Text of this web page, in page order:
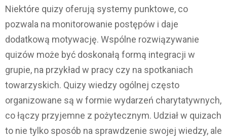
Niektóre quizy oferują systemy punktowe, co
pozwala na monitorowanie postępów i daje
dodatkową motywację. Wspólne rozwiązywanie
quizów może być doskonałą formą integracji w
grupie, na przykład w pracy czy na spotkaniach
towarzyskich. Quizy wiedzy ogólnej często
organizowane są w formie wydarzeń charytatywnych,
co łączy przyjemne z pożytecznym. Udział w quizach
to nie tylko sposób na sprawdzenie swojej wiedzy, ale